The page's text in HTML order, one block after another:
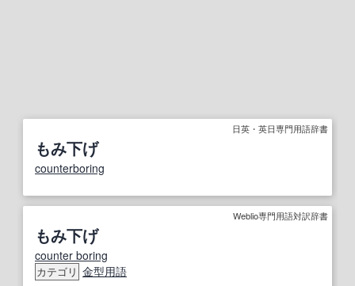
日英・英日専門用語辞書
もみ下げ
counterboring
Weblio専門用語対訳辞書
もみ下げ
counter boring
カテゴリ 金型用語